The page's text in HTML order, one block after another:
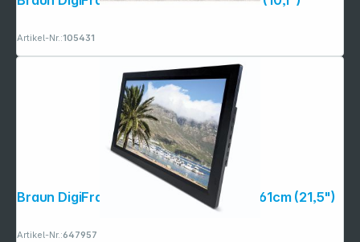
Artikel-Nr.:105431
Braun DigiFrame 218 Business Line 54,61cm (21,5")
Artikel-Nr.:647957
Copyright © 2001 - 2026 dexxIT. Alle Rechte vorbehalten.